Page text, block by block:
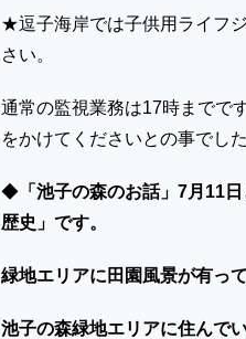
★逗子海岸では子供用ライフ
さい。
通常の監視業務は17時までで
をかけてくださいとの事でした
◆ 「池子の森のお話」7月11
歴史」です。
緑地エリアに田園風景が有っ
池子の森緑地エリアに住んで